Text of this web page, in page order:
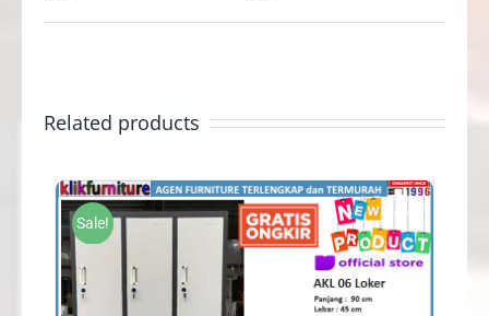
Related products
Sale!